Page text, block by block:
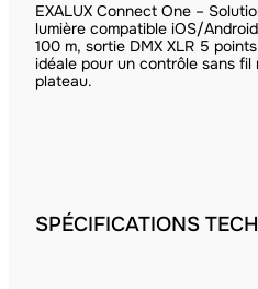
EXALUX Connect One –
lumière compatible iOS/
100 m, sortie DMX XLR 5
idéale pour un contrôle sans
plateau.
SPÉCIFICATIONS